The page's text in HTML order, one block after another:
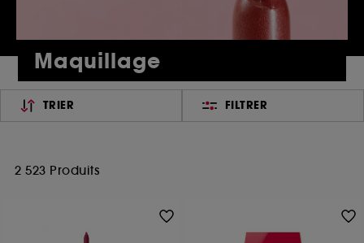
Maquillage
TRIER FILTRER
2 523 Produits